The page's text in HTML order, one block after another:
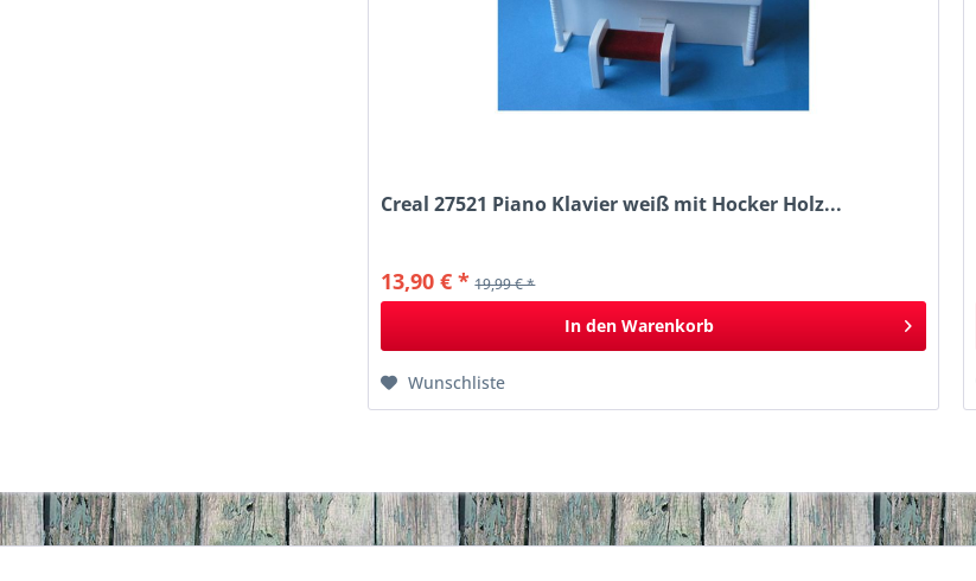
Creal 27521 Piano Klavier weiß mit Hocker Holz...
13,90 € * 19,99 € *
In den Warenkorb
Wunschliste